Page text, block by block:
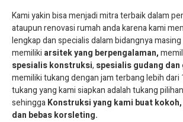
Kami yakin bisa menjadi mitra terbaik dalam
ataupun renovasi rumah anda karena kami
lengkap dan specialis dalam bidangnya
memiliki arsitek yang berpengalaman,
spesialiskonstruksi, spesialis gudang dan
memiliki tukang dengan jam terbang lebih dari
tukang yang kami siapkan adalah tukang
sehinggaKonstruksi yang kami buat
dan bebas korsleting.